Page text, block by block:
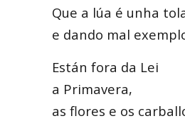
Que a lúa é unha
e dando mal
Están fora da Lei
a Primavera,
as flores e os